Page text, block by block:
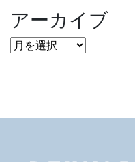
アーカイブ
ア